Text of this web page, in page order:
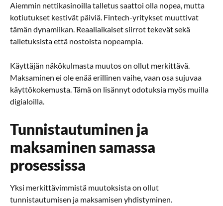
Aiemmin nettikasinoilla talletus saattoi olla nopea, mutta
kotiutukset kestivät päiviä. Fintech-yritykset muuttivat
tämän dynamiikan. Reaaliaikaiset siirrot tekevät sekä
talletuksista että nostoista nopeampia.
Käyttäjän näkökulmasta muutos on ollut merkittävä.
Maksaminen ei ole enää erillinen vaihe, vaan osa sujuvaa
käyttökokemusta. Tämä on lisännyt odotuksia myös muilla
digialoilla.
Tunnistautuminen ja
maksaminen samassa
prosessissa
Yksi merkittävimmistä muutoksista on ollut
tunnistautumisen ja maksamisen yhdistyminen.